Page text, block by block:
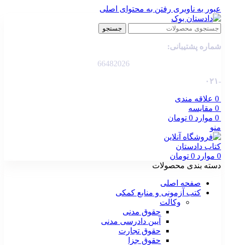
عبور به ناوبری رفتن به محتوای اصلی
جستجو
شماره پشتیبانی:
66482026
-۰۲۱
0 علاقه مندی
0 مقایسه
0 موارد 0 تومان
منو
0 موارد 0 تومان
دسته بندی محصولات
صفحه اصلی
کتب آزمونی و منابع کمکی
وکالت
حقوق مدنی
آیین دادرسی مدنی
حقوق تجارت
حقوق جزا